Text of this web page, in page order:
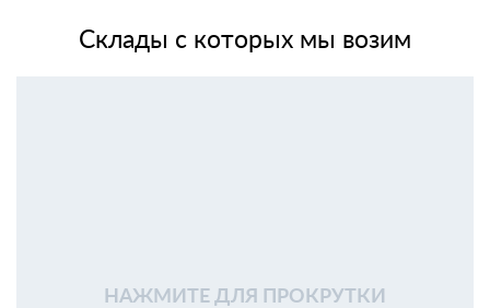
Склады с которых мы возим
НАЖМИТЕ ДЛЯ ПРОКРУТКИ